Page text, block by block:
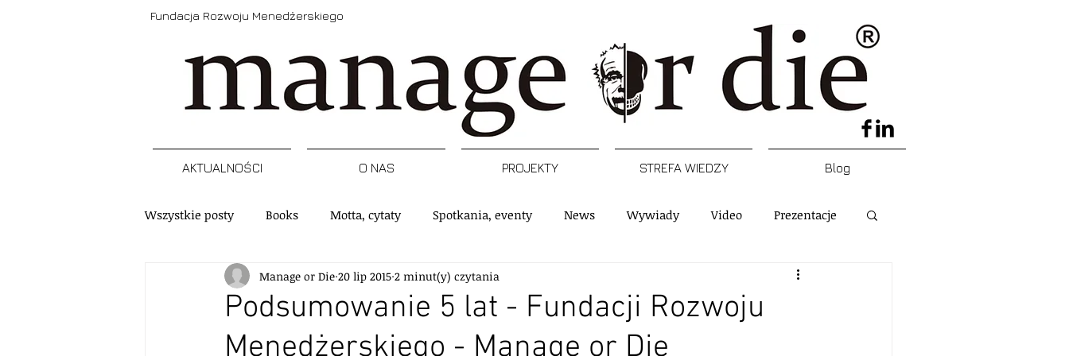
Fundacja Rozwoju Menedżerskiego
AKTUALNOŚCI O NAS PROJEKTY STREFA WIEDZY Blog
Wszystkie posty Books Motta, cytaty Spotkania, eventy News Wywiady Video Prezentacje
Narzędzia Refleksja Artykuły Podcast Inspiracje
Szkolenia, programy, certyfikacje Postacie Managerski Krwawy piątek
Podsumowanie 5 lat - Fundacji Rozwoju
Menedżerskiego - Manage or Die
Manage or Die 20 lip 2015 2 minut(y) czytania